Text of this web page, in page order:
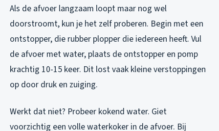
Als de afvoer langzaam loopt maar nog wel
doorstroomt, kun je het zelf proberen. Begin met een
ontstopper, die rubber plopper die iedereen heeft. Vul
de afvoer met water, plaats de ontstopper en pomp
krachtig 10-15 keer. Dit lost vaak kleine verstoppingen
op door druk en zuiging.
Werkt dat niet? Probeer kokend water. Giet
voorzichtig een volle waterkoker in de afvoer. Bij